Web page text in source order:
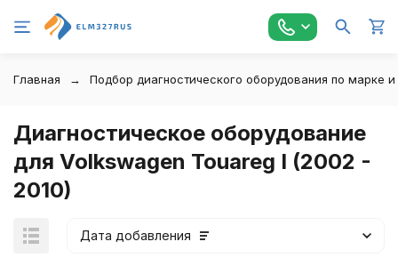
Главная Подбор диагностического оборудования по марке
Диагностическое оборудование
для Volkswagen Touareg I (2002 -
2010)
Дата добавления